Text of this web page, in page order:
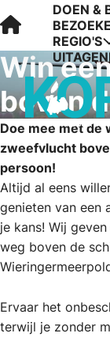
Visit Kop van
DOEN &
REGIO'S
Win
boven
Doe mee met de
zweefvlucht
persoon!
Altijd al eens
genieten van een
je kans! Wij
weg boven de
Ervaar het
terwijl je zonder